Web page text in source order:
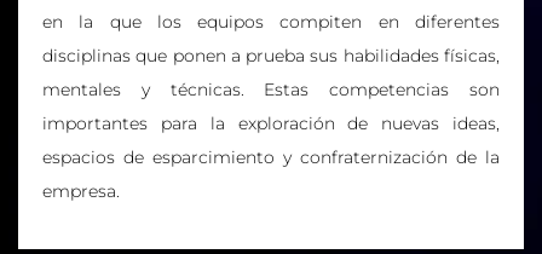
en la que los equipos compiten en diferentes
disciplinas que ponen a prueba sus habilidades físicas,
mentales y técnicas. Estas competencias son
importantes para la exploración de nuevas ideas,
espacios de esparcimiento y confraternización de la
empresa.